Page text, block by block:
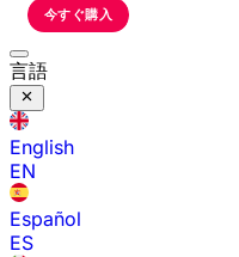
今すぐ購入
言語
English
EN
Español
ES